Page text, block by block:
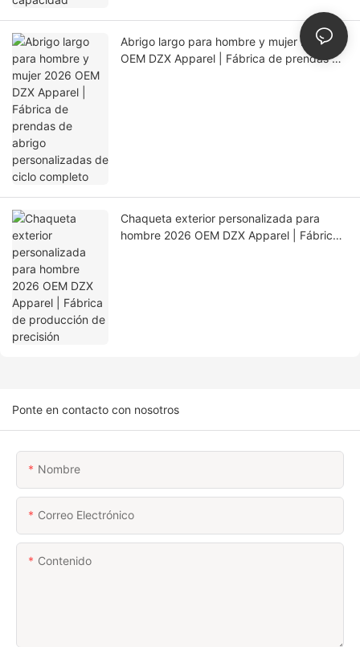
Abrigo largo para hombre y mujer 2026
OEM DZX Apparel | Fábrica de prendas de
Chaqueta exterior personalizada para
hombre 2026 OEM DZX Apparel | Fábrica
Ponte en contacto con nosotros
Nombre
Correo Electrónico
Contenido